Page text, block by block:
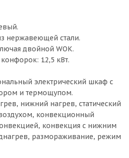
нержавеющей стали.
двойной WOK.
12,5 кВт.
электрический шкаф с
и термощупом.
нижний нагрев, статический
конвекционный
конвекция с нижним
размораживание, режим